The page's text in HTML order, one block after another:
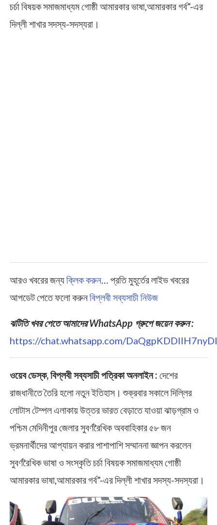
চর্চা বিষয়ক সমাজমাধ্যম গোষ্ঠী আমারকার ভাষা,আমারকার গর্ব”-এর
দিল্লী শাখার সদস্য-সদস্যরা।
আরও খবরের জন্যক্লিক করুন… প্রতি মুহূর্তের লাইভ খবরের
আপডেট পেতে ফলো করুনবিপ্লবী সব্যসাচী নিউজ
ঝটিতি খবর পেতে আমাদের WhatsApp গ্রুপে জয়েন করুন :
https://chat.whatsapp.com/
ওয়েব ডেস্ক, বিপ্লবী সব্যসাচী পত্রিকা অনলাইন : দেশের
রাজধানীতে তৈরি হলো নতুন ইতিহাস। শুক্রবার সকালে দিল্লির
লোটাস টেম্পল এলাকায় উত্তর ভারত বেড়াতে যাওয়া ঝাড়গ্রাম ও
পশ্চিম মেদিনীপুর জেলার সুবর্ণরৈখিক অববাহিকার ৫৮ জন
ভ্রমনার্থীদের আপ্যায়ন করার পাশাপাশি সম্মাননা জ্ঞাপন করলেন
সুবর্ণরৈখিক ভাষা ও সংস্কৃতি চর্চা বিষয়ক সমাজমাধ্যম গোষ্ঠী
আমারকার ভাষা,আমারকার গর্ব”-এর দিল্লী শাখার সদস্য-সদস্যরা।